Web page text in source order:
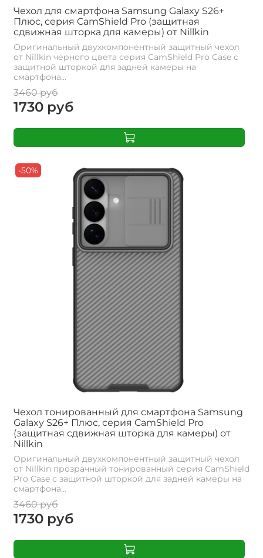
Чехол для смартфона Samsung Galaxy S26+
Плюс, серия CamShield Pro (защитная
сдвижная шторка для камеры) от Nillkin
Оригинальный двухкомпонентный защитный чехол
от Nillkin черного цвета серия CamShield Pro Case с
защитной шторкой для задней камеры на
смартфона...
3460 руб
1730 руб
-50%
Чехол тонированный для смартфона Samsung
Galaxy S26+ Плюс, серия CamShield Pro
(защитная сдвижная шторка для камеры) от
Nillkin
Оригинальный двухкомпонентный защитный чехол
от Nillkin прозрачный тонированный серия CamShield
Pro Case с защитной шторкой для задней камеры на
смартфона...
3460 руб
1730 руб